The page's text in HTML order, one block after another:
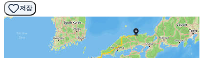
저장